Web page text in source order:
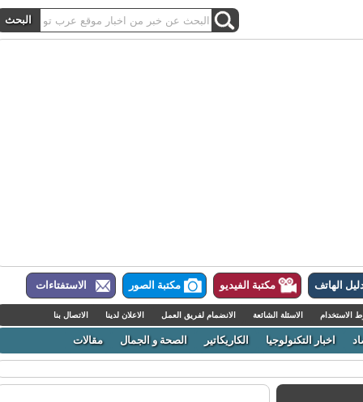
الهاتف مكتبة الفيديو مكتبة الصور الاستفتاءات
الاسئلة الشائعة الانضمام لفريق العمل الاعلان لدينا الاتصال بنا
اخبار التكنولوجيا الكاريكاتير الصحة و الجمال مقالات